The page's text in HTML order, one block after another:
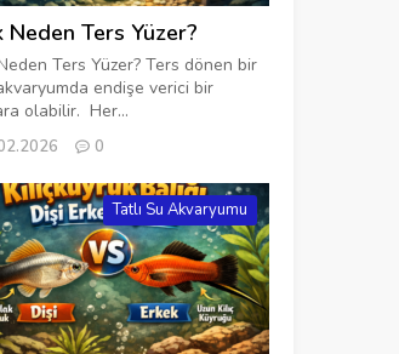
Neden Ters Yüzer?
Ters Yüzer? Ters dönen bir
endişe verici bir
olabilir. Her...
0
Tatlı Su Akvaryumu